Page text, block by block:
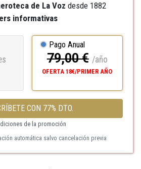
de La Voz desde 1882
informativas
Pago Anual
79,00 € /año
OFERTA 18€/PRIMER AÑO
CON 77% DTO.
de la promoción
automática salvo cancelación previa